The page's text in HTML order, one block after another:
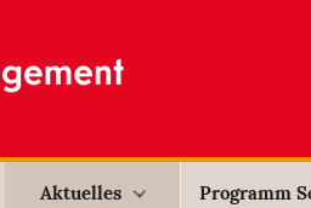
Aktuelles Programm